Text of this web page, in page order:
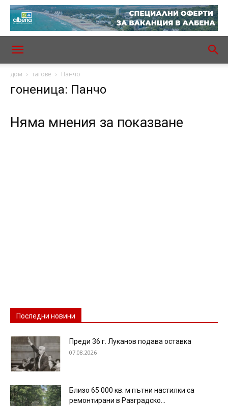
дом тагове Панчо
гоненица: Панчо
Няма мнения за показване
Последни новини
Преди 36 г. Луканов подава оставка
07.08.2026
Близо 65 000 кв. м пътни настилки са
ремонтирани в Разградско...